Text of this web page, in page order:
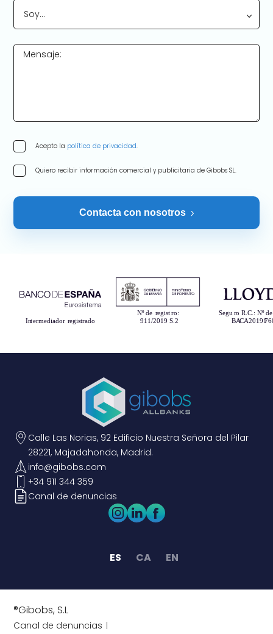
Soy…
Mensaje:
Acepto la política de privacidad.
Quiero recibir información comercial y publicitaria de Gibobs SL.
Contacta con nosotros
Calle Las Norias, 92 Edificio Nuestra Señora del Pilar
28221, Majadahonda, Madrid.
info@gibobs.com
+34 911 344 359
Canal de denuncias
ES CA EN
®Gibobs, S.L
Canal de denuncias